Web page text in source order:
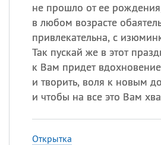
не прошло от ее
в любом возрасте
привлекательна, с
Так пускай же в этот
к Вам придет
и творить, воля к новым
и чтобы на все это Вам
Открытка